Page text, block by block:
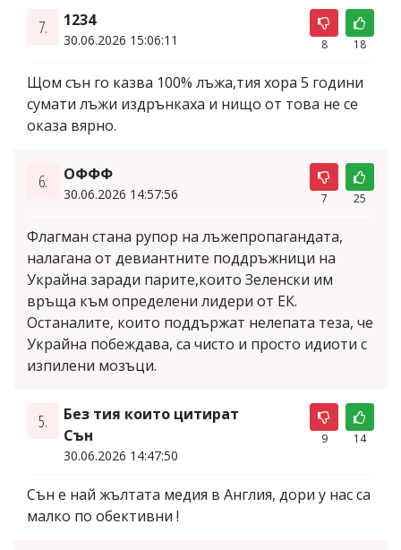
7. 1234
30.06.2026 15:06:11 8 18
Щом сън го казва 100% лъжа,тия хора 5 години
сумати лъжи издрънкаха и нищо от това не се
оказа вярно.
6. ОФФФ
30.06.2026 14:57:56 7 25
Флагман стана рупор на лъжепропагандата,
налагана от девиантните поддръжници на
Украйна заради парите,които Зеленски им
връща към определени лидери от ЕК.
Останалите, които поддържат нелепата теза, че
Украйна побеждава, са чисто и просто идиоти с
изпилени мозъци.
5.
Без тия които цитират
Сън
30.06.2026 14:47:50
9 14
Сън е най жълтата медия в Англия, дори у нас са
малко по обективни !